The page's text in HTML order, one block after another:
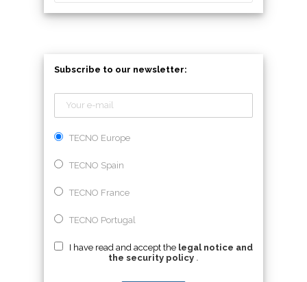
Subscribe to our newsletter:
TECNO Europe
TECNO Spain
TECNO France
TECNO Portugal
I have read and accept the legal notice and
the security policy .